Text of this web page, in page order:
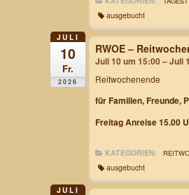
ausgebucht
JULI
10
Fr.
2026
RWOE –
Juli 10 um 15:00 – Juli
Reitwochenende
für Familien, Freunde,
Freitag Anreise 15.00
KATEGORIEN:
ausgebucht
JULI